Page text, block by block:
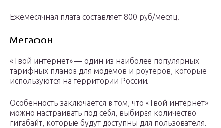
Ежемесячная плата составляет 800 руб/месяц.
Мегафон
«Твой интернет» — один из наиболее популярных
тарифных планов для модемов и роутеров, которые
используются на территории России.
Особенность заключается в том, что «Твой интернет»
можно настраивать под себя, выбирая количество
гигабайт, которые будут доступны для пользователя.